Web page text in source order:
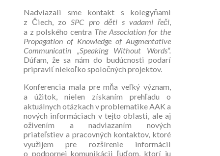
Nadviazali sme kontakt s kolegyňami
z Čiech, zoSPC pro děti s vadami řeči,
a z polského centra The Association for the
Propagation of Knowledge of Augmentative
Communicatin „Speaking Without Words“.
Dúfam, že sa nám do budúcnosti podarí
pripraviť niekoľko spoločných projektov.
Konferencia mala pre mňa veľký význam,
a úžitok, nielen získaním prehľadu o
aktuálnych otázkach v problematike AAK a
nových informáciach v tejto oblasti, ale aj
oživením a nadviazaním nových
priateľstiev a pracovných kontaktov, ktoré
využijem pre rozšírenie informácii
o podpornej komunikácii ľuďom, ktorí ju